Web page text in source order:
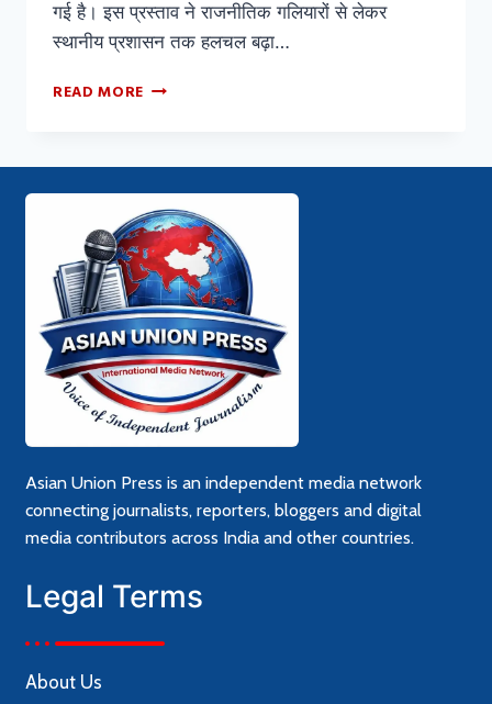
गई है। इस प्रस्ताव ने राजनीतिक गलियारों से लेकर
स्थानीय प्रशासन तक हलचल बढ़ा…
READ MORE
Asian Union Press is an independent media network
connecting journalists, reporters, bloggers and digital
media contributors across India and other countries.
Legal Terms
About Us